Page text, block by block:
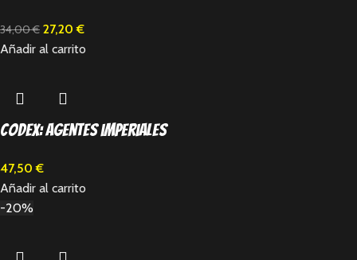
34,00€ 27,20€
Añadir al carrito
Codex: Agentes imperiales
47,50€
Añadir al carrito
-20%